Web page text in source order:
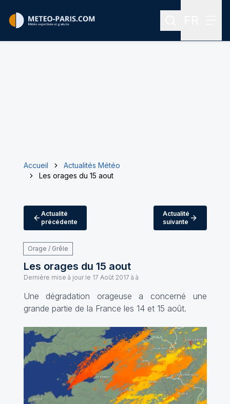
Rechercher
Accueil
Actualités Météo
Les orages du 15 aout
Actualité
précédente
Actualité
suivante
Orage / Grêle
Les orages du 15 aout
Dernière mise à jour le 17 Août 2017 à à
Une dégradation orageuse a concerné une
grande partie de la France les 14 et 15 août.